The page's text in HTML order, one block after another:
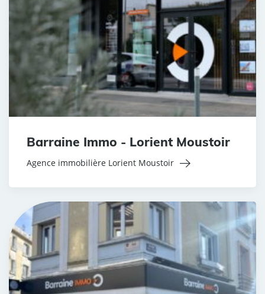
Barraine Immo - Lorient Moustoir
Agence immobilière Lorient Moustoir